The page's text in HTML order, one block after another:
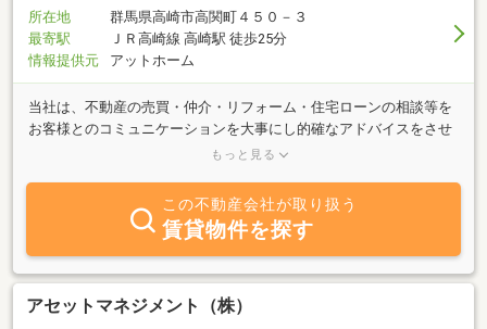
らという基準で物件を勧めたりいたしません。どんな些細なことで
も、できる限りお手伝いさせていただきます。"
所在地
群馬県高崎市高関町４５０－３
最寄駅
ＪＲ高崎線 高崎駅 徒歩25分
情報提供元
アットホーム
当社は、不動産の売買・仲介・リフォーム・住宅ローンの相談等を
お客様とのコミュニケーションを大事にし的確なアドバイスをさせ
て頂きます。不動産業界経験の長いスタッフがおりますので、お客
もっと見る
この不動産会社が取り扱う
賃貸物件を探す
アセットマネジメント（株）